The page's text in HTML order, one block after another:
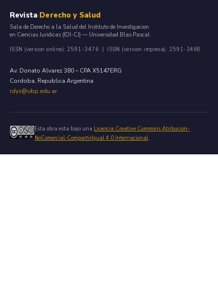
Revista Derecho y Salud
Sala de Derecho a la Salud del Instituto de Investigacion
en Ciencias Juridicas (IDI-CJ) — Universidad Blas Pascal
ISSN (version online): 2591-3476 | ISSN (version impresa): 2591-3468
Av. Donato Alvarez 380 – CPA X5147ERG
Cordoba, Republica Argentina
rdys@ubp.edu.ar
Esta obra esta bajo una Licencia Creative Commons Atribucion-
NoComercial-CompartirIgual 4.0 Internacional.